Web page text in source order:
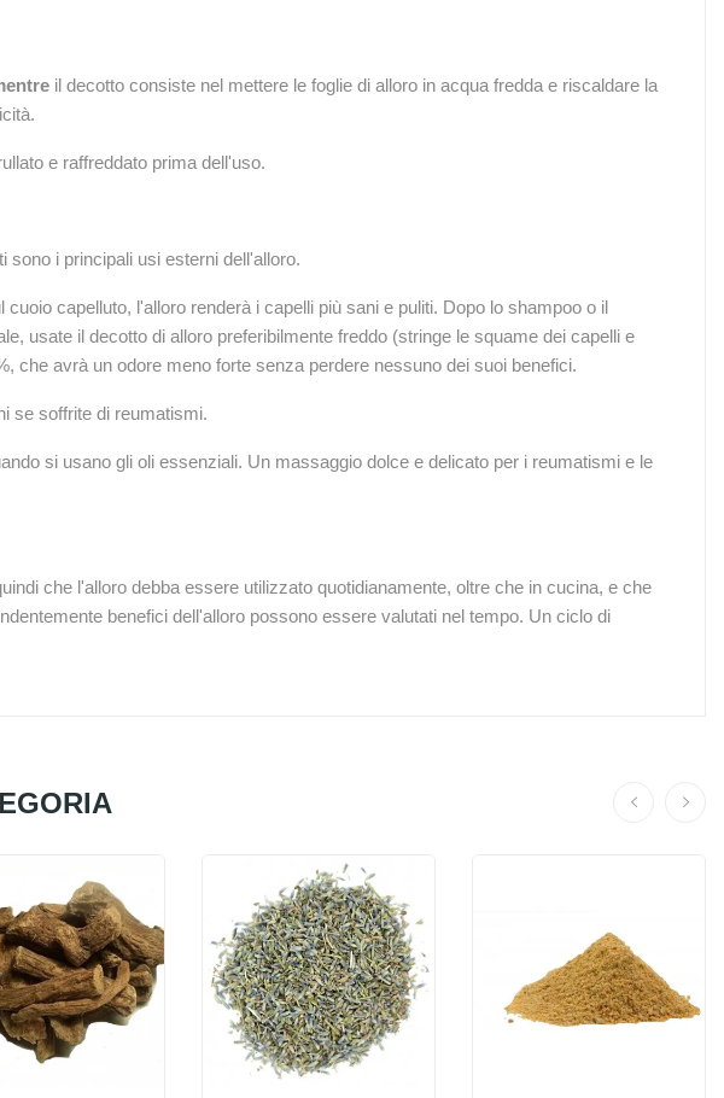
il decotto consiste nel mettere le foglie di alloro in acqua fredda e riscaldare la
e raffreddato prima dell'uso.
i principali usi esterni dell'alloro.
capelluto, l'alloro renderà i capelli più sani e puliti. Dopo lo shampoo o il
usate il decotto di alloro preferibilmente freddo (stringe le squame dei capelli e
che avrà un odore meno forte senza perdere nessuno dei suoi benefici.
se soffrite di reumatismi.
si usano gli oli essenziali. Un massaggio dolce e delicato per i reumatismi e le
che l'alloro debba essere utilizzato quotidianamente, oltre che in cucina, e che
benefici dell'alloro possono essere valutati nel tempo. Un ciclo di